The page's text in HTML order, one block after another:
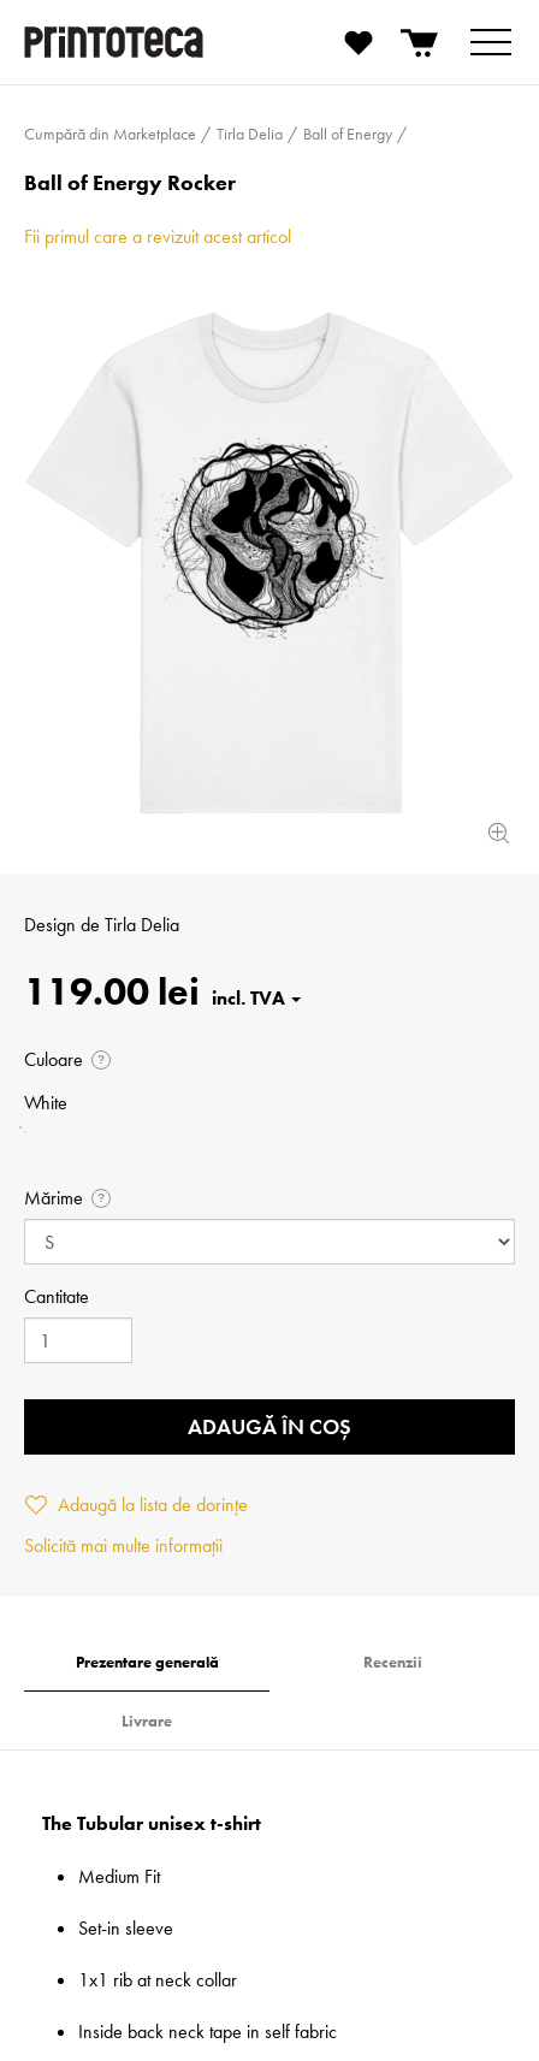
Cumpără din Marketplace Tirla Delia Ball of Energy
Ball of Energy Rocker
Fii primul care a revizuit acest articol
Design de Tirla Delia
119.00 lei
Culoare ?
White
Mărime ?
Cantitate
ADAUGĂ ÎN COȘ
Adaugă la lista de dorințe
Solicită mai multe informații
Prezentare generală Recenzii
Livrare
The Tubular unisex t-shirt
Medium Fit
Set-in sleeve
1x1 rib at neck collar
Inside back neck tape in self fabric